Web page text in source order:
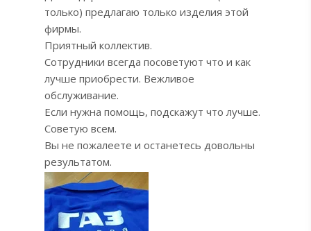
только) предлагаю только изделия этой
фирмы.
Приятный коллектив.
Сотрудники всегда посоветуют что и как
лучше приобрести. Вежливое
обслуживание.
Если нужна помощь, подскажут что лучше.
Советую всем.
Вы не пожалеете и останетесь довольны
результатом.